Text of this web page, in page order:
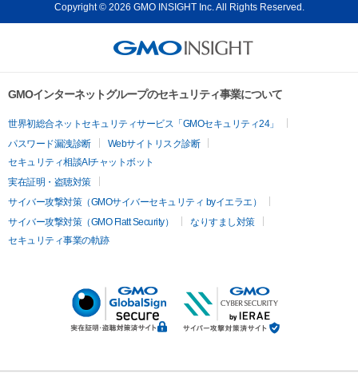
Copyright © 2026 GMO INSIGHT Inc. All Rights Reserved.
GMOインターネットグループのセキュリティ事業について
世界初総合ネットセキュリティサービス「GMOセキュリティ24」
パスワード漏洩診断
Webサイトリスク診断
セキュリティ相談AIチャットボット
実在証明・盗聴対策
サイバー攻撃対策（GMOサイバーセキュリティ byイエラエ）
サイバー攻撃対策（GMO Flatt Security）
なりすまし対策
セキュリティ事業の軌跡